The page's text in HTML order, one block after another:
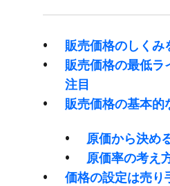
販売価格の​しくみ
販売価格の​最低ラ
注目
販売価格の​基本的
原価から​決め
原価率の​考え
価格の​設定は​売り